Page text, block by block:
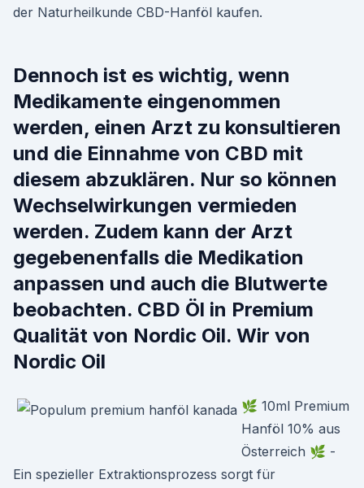
der Naturheilkunde CBD-Hanföl kaufen.
Dennoch ist es wichtig, wenn
Medikamente eingenommen
werden, einen Arzt zu konsultieren
und die Einnahme von CBD mit
diesem abzuklären. Nur so können
Wechselwirkungen vermieden
werden. Zudem kann der Arzt
gegebenenfalls die Medikation
anpassen und auch die Blutwerte
beobachten. CBD Öl in Premium
Qualität von Nordic Oil. Wir von
Nordic Oil
🌿 10ml Premium
Hanföl 10% aus
Österreich 🌿 -
Ein spezieller Extraktionsprozess sorgt für